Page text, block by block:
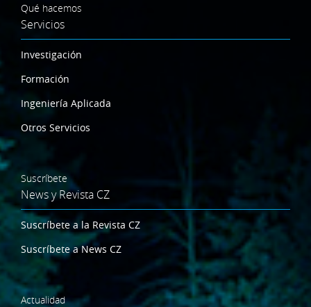
Qué hacemos
Servicios
Investigación
Formación
Ingeniería Aplicada
Otros Servicios
Suscríbete
News y Revista CZ
Suscríbete a la Revista CZ
Suscríbete a News CZ
Actualidad